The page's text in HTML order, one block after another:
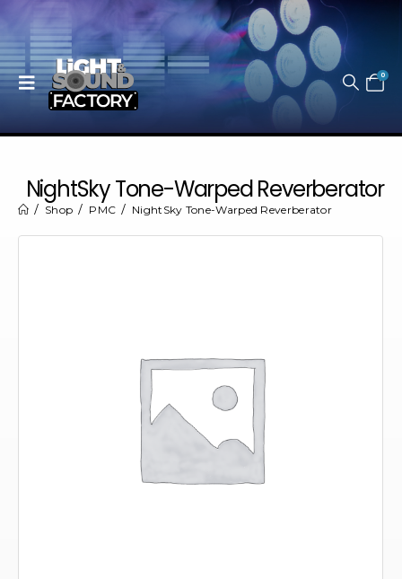
0
NightSky Tone-Warped Reverberator
Shop PMC NightSky Tone-Warped Reverberator